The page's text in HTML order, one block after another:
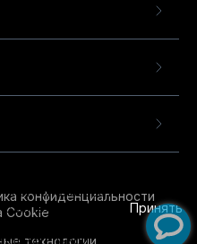
конфиденциальности
Cookie
технологии
использовать
использованием
Принять